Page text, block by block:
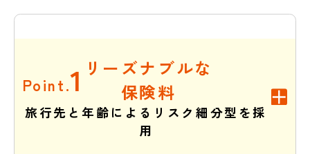
Point.1 リーズナブルな
保険料
旅行先と年齢によるリスク細分型を採
用